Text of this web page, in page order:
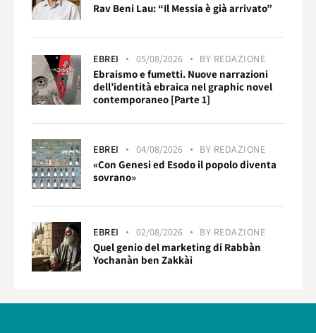
Rav Beni Lau: “Il Messia è già arrivato”
EBREI 05/08/2026 BY REDAZIONE
Ebraismo e fumetti. Nuove narrazioni
dell’identità ebraica nel graphic novel
contemporaneo [Parte 1]
EBREI 04/08/2026 BY REDAZIONE
«Con Genesi ed Esodo il popolo diventa
sovrano»
EBREI 02/08/2026 BY REDAZIONE
Quel genio del marketing di Rabbàn
Yochanàn ben Zakkài